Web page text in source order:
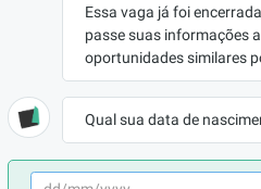
VAGA AFIRMATIVA
Não
Construção Civil
BENEFÍCIOS
a combinar
Essa vaga já foi
passe suas informações
oportunidades similares
Qual sua data de